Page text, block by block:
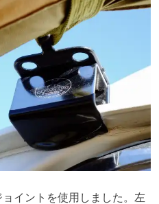
イントを使用しました。左